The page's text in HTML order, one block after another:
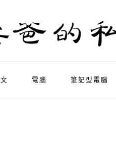
電腦 筆記型電腦